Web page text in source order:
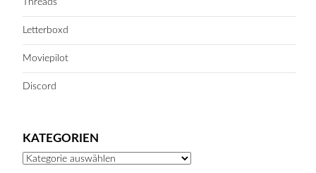
Threads
Letterboxd
Moviepilot
Discord
KATEGORIEN
Kategorien